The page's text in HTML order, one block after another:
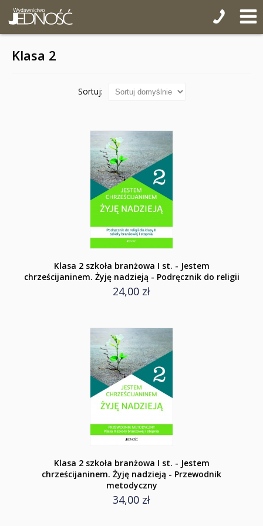
seria: Mali odkrywcy wiary
seria: Nasi patroni
seria: W poszukiwaniu skarbów
seria: Zagadki i kolorowanki
seria: Wielcy przyjaciele Jezusa
seria: Modlitwy dzieci Bożych
Wielki Post i Wielkanoc
Klasa 2
Sortuj:
Klasa 2 szkoła branżowa I st. - Jestem
chrześcijaninem. Żyję nadzieją - Podręcznik do religii
24,00 zł
Klasa 2 szkoła branżowa I st. - Jestem
chrześcijaninem. Żyję nadzieją - Przewodnik
metodyczny
34,00 zł